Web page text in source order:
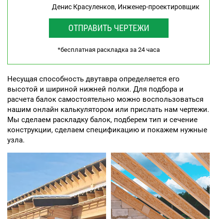
Денис Красуленков, Инженер-проектировщик
ОТПРАВИТЬ ЧЕРТЕЖИ
*бесплатная раскладка за 24 часа
Несущая способность двутавра определяется его
высотой и шириной нижней полки. Для подбора и
расчета балок самостоятельно можно воспользоваться
нашим онлайн калькулятором или прислать нам чертежи.
Мы сделаем раскладку балок, подберем тип и сечение
конструкции, сделаем спецификацию и покажем нужные
узла.